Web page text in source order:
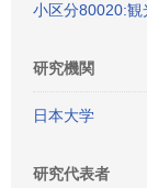
小区分80020:観
研究機関
日本大学
研究代表者